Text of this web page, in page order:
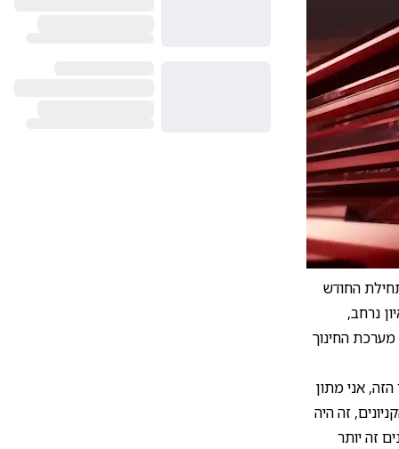
10
החודש
נרחב,
החינוך
אני מתון
זה היה
זה יותר